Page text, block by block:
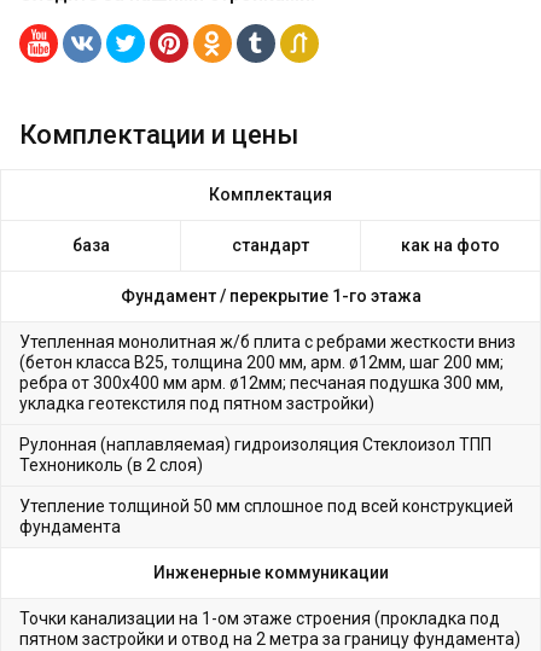
Комплектации и цены
Комплектация
база стандарт как на фото
Фундамент / перекрытие 1-го этажа
Утепленная монолитная ж/б плита с ребрами жесткости вниз
(бетон класса В25, толщина 200 мм, арм. ø12мм, шаг 200 мм;
ребра от 300х400 мм арм. ø12мм; песчаная подушка 300 мм,
укладка геотекстиля под пятном застройки)
Рулонная (наплавляемая) гидроизоляция Стеклоизол ТПП
Технониколь (в 2 слоя)
Утепление толщиной 50 мм сплошное под всей конструкцией
фундамента
Инженерные коммуникации
Точки канализации на 1-ом этаже строения (прокладка под
пятном застройки и отвод на 2 метра за границу фундамента)